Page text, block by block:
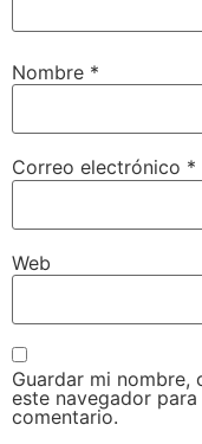
Nombre *
Correo electrónico *
Web
Guardar mi
este navegador
comentario.